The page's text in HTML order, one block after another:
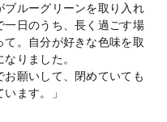
ブルーグリーンを取り入れ
一日のうち、長く過ごす場
。自分が好きな色味を取
りました。
お願いして、閉めていても
ます。」